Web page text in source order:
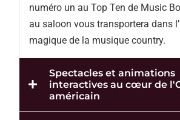
numéro un au Top Ten de Music
au saloon vous transportera dans
magique de la musique country.
Spectacles et animations
interactives au cœur de
américain